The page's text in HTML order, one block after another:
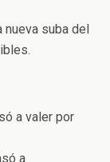
nueva suba del
a valer por
a